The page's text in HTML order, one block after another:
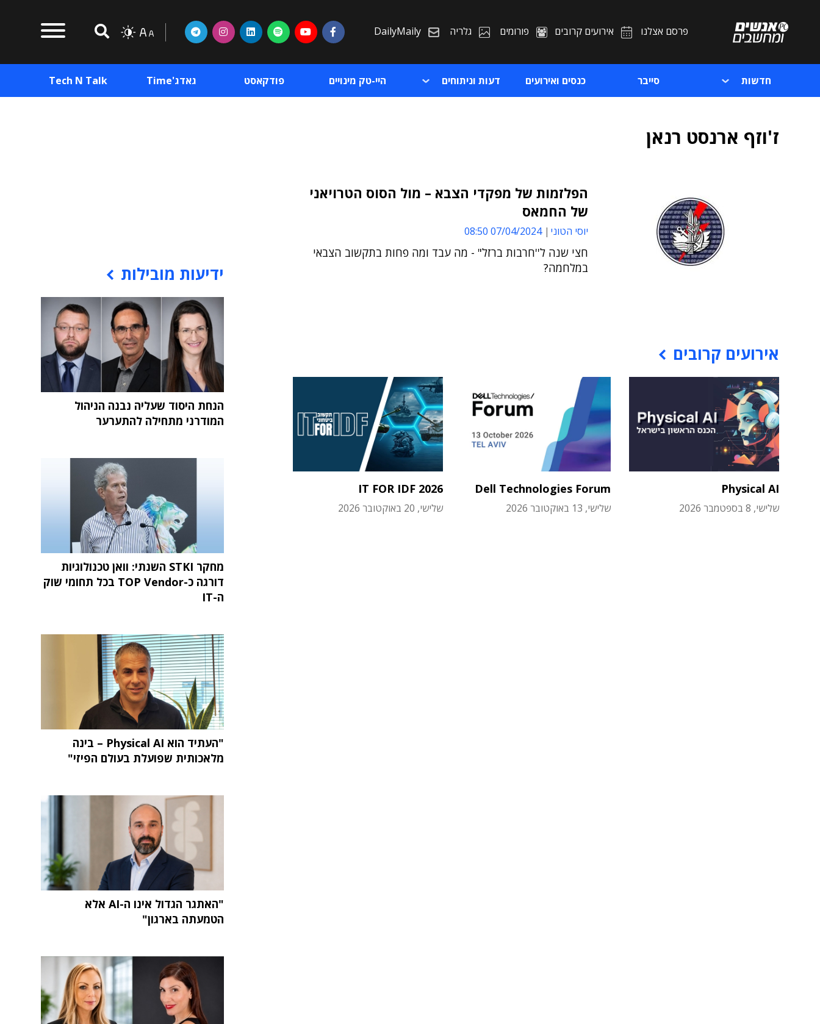
פרסם אצלנו אירועים קרובים פורומים גלריה DailyMaily
חדשות סייבר כנסים ואירועים דעות וניתוחים היי-טק מינויים פודקאסט גאדג'Time Tech N Talk
ז'וזף ארנסט רנאן
הפלזמות של מפקדי הצבא – מול הסוס הטרויאני
של החמאס
יוסי הטוני 07/04/2024 08:50
חצי שנה ל''חרבות ברזל" - מה עבד ומה פחות בתקשוב הצבאי
במלחמה?
אירועים קרובים
Physical AI
שלישי, 8 בספטמבר 2026
Dell Technologies Forum
שלישי, 13 באוקטובר 2026
IT FOR IDF 2026
שלישי, 20 באוקטובר 2026
ידיעות מובילות
הנחת היסוד שעליה נבנה הניהול
המודרני מתחילה להתערער
מחקר STKI השנתי: וואן טכנולוגיות
דורגה כ-TOP Vendor בכל תחומי שוק
ה-IT
"העתיד הוא Physical AI – בינה
מלאכותית שפועלת בעולם הפיזי"
"האתגר הגדול אינו ה-AI אלא
הטמעתה בארגון"